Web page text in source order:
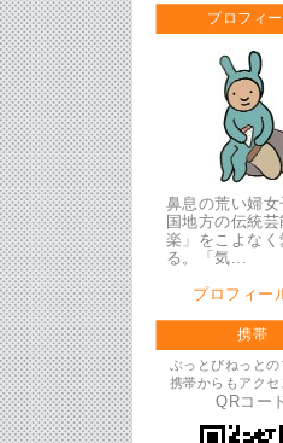
プロフィ
鼻息の荒い婦女
国地方の伝統芸
楽」をこよなく
る。「気...
プロフィー
携帯
ぶっとびねっと
携帯からもアクセ
QRコー